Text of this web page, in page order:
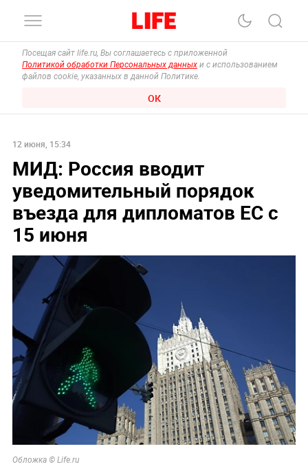
Посещая сайт life.ru, Вы соглашаетесь с приложенной
Политикой обработки Персональных данных и с использованием
файлов cookie, указанных в данной Политике.
ОК
12 июня, 15:34
МИД: Россия вводит
уведомительный порядок
въезда для дипломатов ЕС с
15 июня
Обложка © Life.ru